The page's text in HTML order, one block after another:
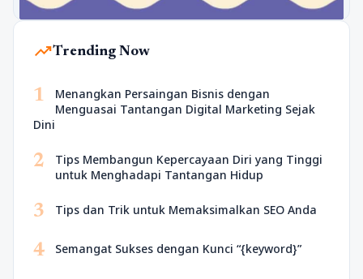
trending_upTrending Now
1
Menangkan Persaingan Bisnis dengan
Menguasai Tantangan Digital Marketing Sejak
Dini
2
Tips Membangun Kepercayaan Diri yang Tinggi
untuk Menghadapi Tantangan Hidup
3 Tips dan Trik untuk Memaksimalkan SEO Anda
4 Semangat Sukses dengan Kunci “{keyword}”